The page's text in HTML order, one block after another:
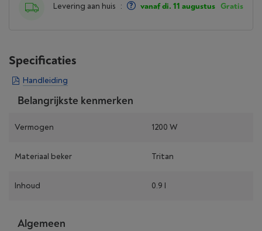
Levering aan huis : vanaf di. 11 augustus Gratis
Specificaties
Handleiding
Belangrijkste kenmerken
Vermogen 1200 W
Materiaal beker Tritan
Inhoud 0.9 l
Algemeen